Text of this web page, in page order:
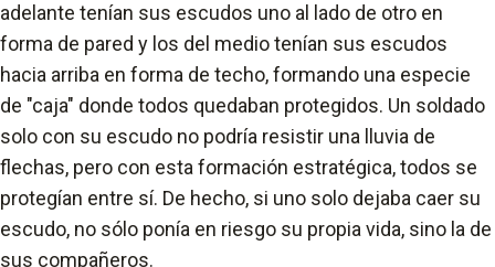
adelante tenían sus escudos uno al lado de otro en
forma de pared y los del medio tenían sus escudos
hacia arriba en forma de techo, formando una especie
de "caja" donde todos quedaban protegidos. Un soldado
solo con su escudo no podría resistir una lluvia de
flechas, pero con esta formación estratégica, todos se
protegían entre sí. De hecho, si uno solo dejaba caer su
escudo, no sólo ponía en riesgo su propia vida, sino la de
sus compañeros.